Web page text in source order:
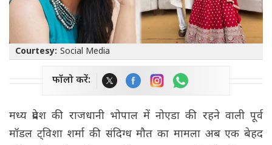
Courtesy: Social Media
फॉलो करें:
मध्य प्रदेश की राजधानी भोपाल में नोएडा की रहने वाली पूर्व
मॉडल ट्विशा शर्मा की संदिग्ध मौत का मामला अब एक बेहद